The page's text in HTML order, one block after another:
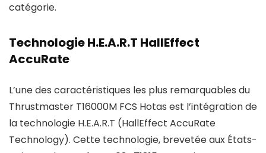
catégorie.
Technologie H.E.A.R.T HallEffect
AccuRate
L’une des caractéristiques les plus remarquables du
Thrustmaster T16000M FCS Hotas est l’intégration de
la technologie H.E.A.R.T (HallEffect AccuRate
Technology). Cette technologie, brevetée aux États-